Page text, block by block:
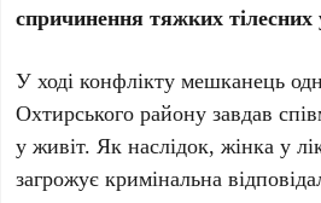
спричинення тяжких
У ході конфлікту мешканець
Охтирського району завдав
у живіт. Як наслідок, жінка у
загрожує кримінальна